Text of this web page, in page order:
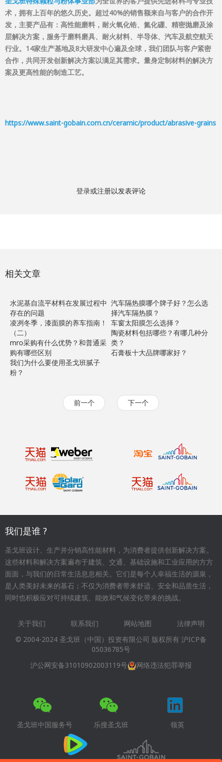
术，拥有上百年的悠久历史。超过40%的销售额来自与客户的合作开
发，主要产品有：高性能磨料，耐火氧化锆、氮化硼、精密抛磨及涂
层解决方案，服务于磨料磨具、耐火材料、半导体、汽车及航空航天
行业。14家生产基地及8大研发中心遍及全球，我们团队与客户紧密
合作，共同开发创新解决方案以满足其需求。量身定制材料的解决方
案及更高性能的制造工艺。
https://www.saint-gobain.com.cn/ceramic/product/abrasive-grains
登录或注册以发表评论
相关文章
水泥基自流平材料在发展过程中
存在的问题
凌冽冬季，漆面膜的养车指南！
（二）
mro采购有什么优势？和普通采
购有哪些区别
我们为什么要使用圣戈班腻子
粉？
汽车隔热膜哪个牌子好？怎么选
择汽车隔热膜？
车窗太阳膜怎么选择？
陶瓷材料包括哪些？有哪几种分
类？
石膏板十大品牌哪家好？
前一个 下一个
我们是谁 ?
圣戈班设计、生产并分销高性能材料，为消费者提供创新解决方案。
这些材料和解决方案遍布于建筑、交通、基础设施和工业应用的方方
面面，与我们的日常生活息息相关。它们是每个人幸福生活的源泉，
是人类美好未来的基石；不仅为消费者带来舒适、安全和品质生活，
同时也积极应对可持续建筑、能效和气候变化带来的挑战。
Footer
menu
关于我们 联系我们 网站地图
法律声明
© 2004-2024 圣戈班（中国）投资有限公司 版权所有 沪ICP备
05036785号
沪公网安备31010902003119号
网络违法犯罪举报
圣戈班中国服务号 乐搜圣戈班 领英